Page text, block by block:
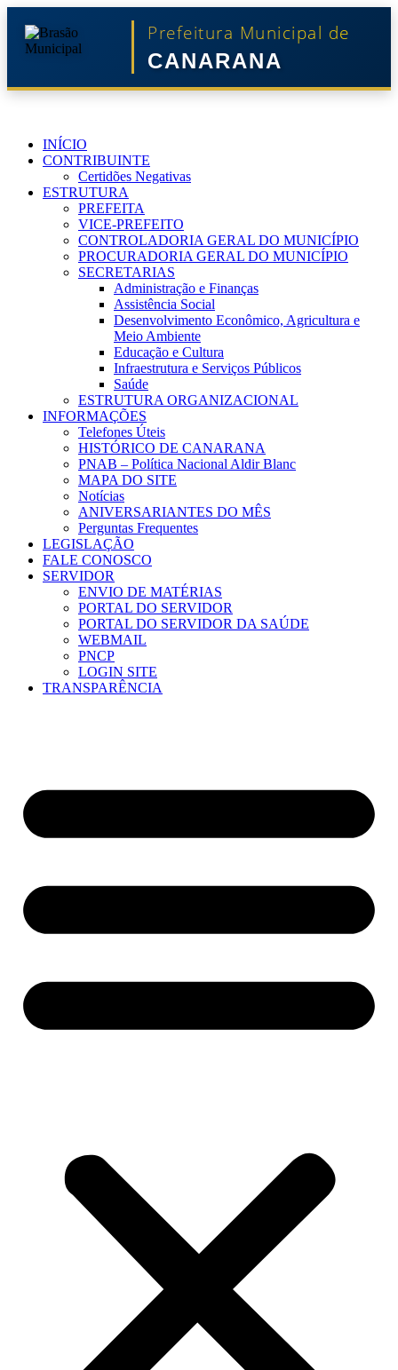
Prefeitura Municipal de
CANARANA
INÍCIO
CONTRIBUINTE
Certidões Negativas
ESTRUTURA
PREFEITA
VICE-PREFEITO
CONTROLADORIA GERAL DO MUNICÍPIO
PROCURADORIA GERAL DO MUNICÍPIO
SECRETARIAS
Administração e Finanças
Assistência Social
Desenvolvimento Econômico, Agricultura e
Meio Ambiente
Educação e Cultura
Infraestrutura e Serviços Públicos
Saúde
ESTRUTURA ORGANIZACIONAL
INFORMAÇÕES
Telefones Úteis
HISTÓRICO DE CANARANA
PNAB – Política Nacional Aldir Blanc
MAPA DO SITE
Notícias
ANIVERSARIANTES DO MÊS
Perguntas Frequentes
LEGISLAÇÃO
FALE CONOSCO
SERVIDOR
ENVIO DE MATÉRIAS
PORTAL DO SERVIDOR
PORTAL DO SERVIDOR DA SAÚDE
WEBMAIL
PNCP
LOGIN SITE
TRANSPARÊNCIA